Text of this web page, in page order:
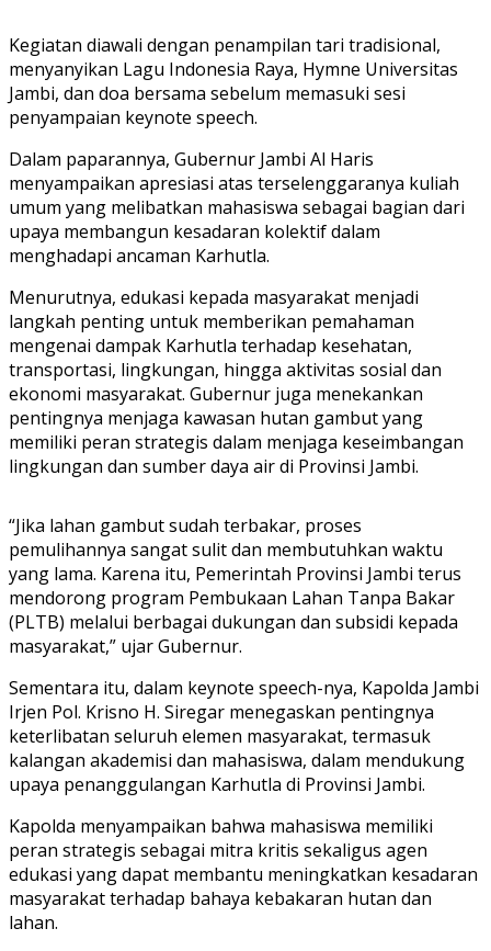
Kegiatan diawali dengan penampilan tari tradisional,
menyanyikan Lagu Indonesia Raya, Hymne Universitas
Jambi, dan doa bersama sebelum memasuki sesi
penyampaian keynote speech.
Dalam paparannya, Gubernur Jambi Al Haris
menyampaikan apresiasi atas terselenggaranya kuliah
umum yang melibatkan mahasiswa sebagai bagian dari
upaya membangun kesadaran kolektif dalam
menghadapi ancaman Karhutla.
Menurutnya, edukasi kepada masyarakat menjadi
langkah penting untuk memberikan pemahaman
mengenai dampak Karhutla terhadap kesehatan,
transportasi, lingkungan, hingga aktivitas sosial dan
ekonomi masyarakat. Gubernur juga menekankan
pentingnya menjaga kawasan hutan gambut yang
memiliki peran strategis dalam menjaga keseimbangan
lingkungan dan sumber daya air di Provinsi Jambi.
“Jika lahan gambut sudah terbakar, proses
pemulihannya sangat sulit dan membutuhkan waktu
yang lama. Karena itu, Pemerintah Provinsi Jambi terus
mendorong program Pembukaan Lahan Tanpa Bakar
(PLTB) melalui berbagai dukungan dan subsidi kepada
masyarakat,” ujar Gubernur.
Sementara itu, dalam keynote speech-nya, Kapolda Jambi
Irjen Pol. Krisno H. Siregar menegaskan pentingnya
keterlibatan seluruh elemen masyarakat, termasuk
kalangan akademisi dan mahasiswa, dalam mendukung
upaya penanggulangan Karhutla di Provinsi Jambi.
Kapolda menyampaikan bahwa mahasiswa memiliki
peran strategis sebagai mitra kritis sekaligus agen
edukasi yang dapat membantu meningkatkan kesadaran
masyarakat terhadap bahaya kebakaran hutan dan
lahan.